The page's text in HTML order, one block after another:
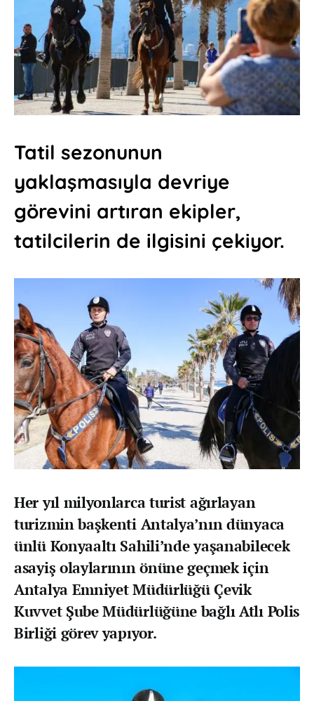
Tatil sezonunun
yaklaşmasıyla devriye
görevini artıran ekipler,
tatilcilerin de ilgisini çekiyor.
Her yıl milyonlarca turist ağırlayan
turizmin başkenti Antalya’nın dünyaca
ünlü Konyaaltı Sahili’nde yaşanabilecek
asayiş olaylarının önüne geçmek için
Antalya Emniyet Müdürlüğü Çevik
Kuvvet Şube Müdürlüğüne bağlı Atlı Polis
Birliği görev yapıyor.